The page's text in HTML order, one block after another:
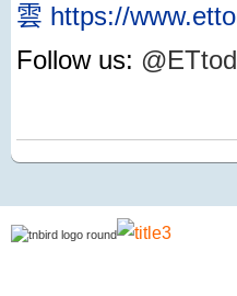
雲 https://
Follow us: